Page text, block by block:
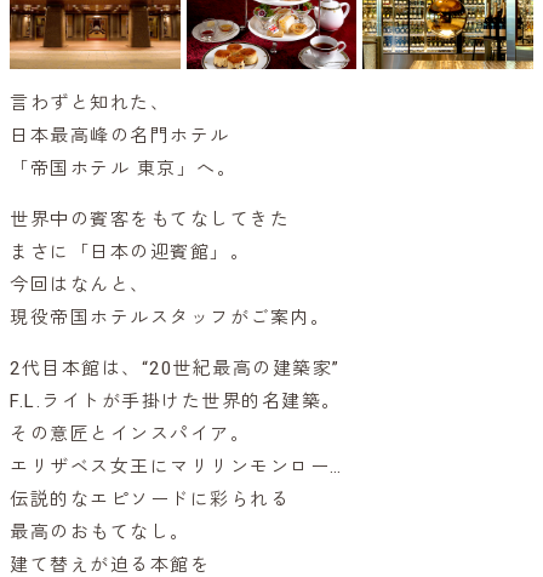
言わずと知れた、
日本最高峰の名門ホテル
「帝国ホテル 東京」へ。
世界中の賓客をもてなしてきた
まさに「日本の迎賓館」。
今回はなんと、
現役帝国ホテルスタッフがご案内。
2代目本館は、“20世紀最高の建築家”
F.L.ライトが手掛けた世界的名建築。
その意匠とインスパイア。
エリザベス女王にマリリンモンロー…
伝説的なエピソードに彩られる
最高のおもてなし。
建て替えが迫る本館を